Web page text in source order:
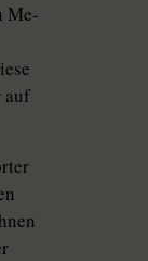
Me­
auf